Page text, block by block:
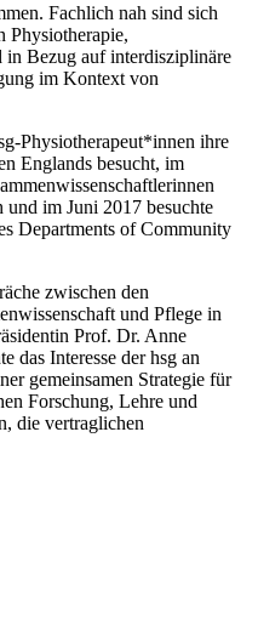
Fachlich nah sind sich
Physiotherapie,
in Bezug auf interdisziplinäre
im Kontext von
Physiotherapeut*innen ihre
Englands besucht, im
im Juni 2017 besuchte
Departments of Community
zwischen den
und Pflege in
Prof. Dr. Anne
das Interesse der hsg an
gemeinsamen Strategie für
Forschung, Lehre und
die vertraglichen